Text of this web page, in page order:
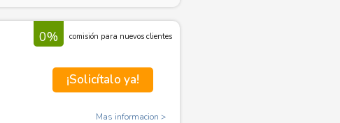
0% comisión para nuevos clientes
¡Solicítalo ya!
Mas informacion